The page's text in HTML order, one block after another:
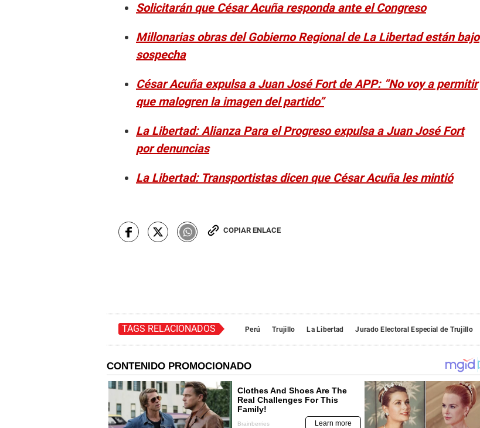
Solicitarán que César Acuña responda ante el Congreso
Millonarias obras del Gobierno Regional de La Libertad están bajo
sospecha
César Acuña expulsa a Juan José Fort de APP: “No voy a permitir
que malogren la imagen del partido”
La Libertad: Alianza Para el Progreso expulsa a Juan José Fort
por denuncias
La Libertad: Transportistas dicen que César Acuña les mintió
COPIAR ENLACE
TAGS RELACIONADOS Perú Trujillo La Libertad Jurado Electoral Especial de Trujillo